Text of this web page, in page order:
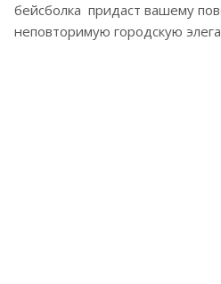
бейсболка придаст вашему
неповторимую городскую